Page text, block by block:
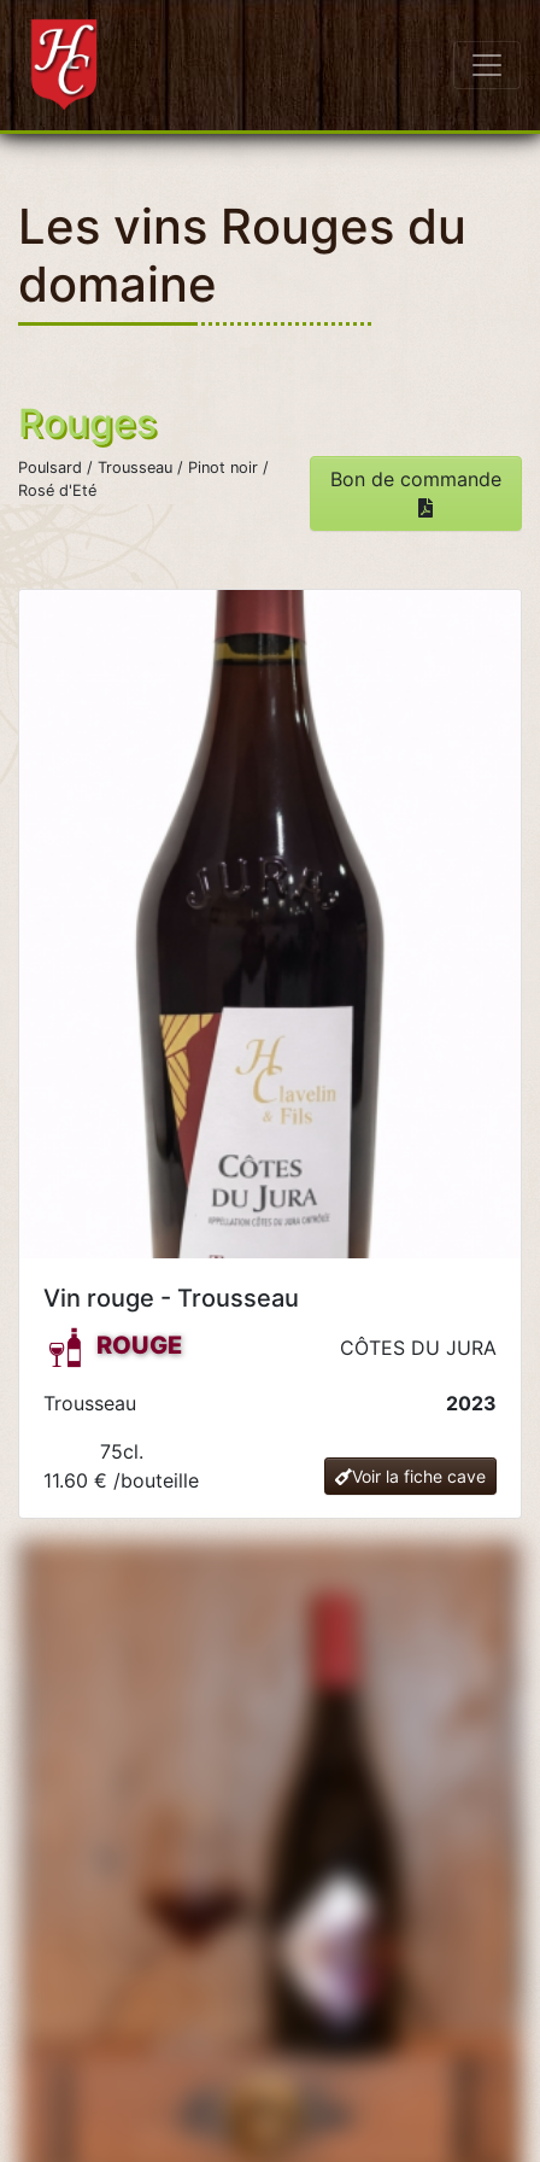
Domaine Hubert Clavelin
Les vins Rouges du
domaine
Rouges
Poulsard / Trousseau / Pinot noir /
Rosé d'Eté
Bon de commande
Vin rouge - Trousseau
ROUGE
CÔTES DU JURA
Trousseau
2023
75cl.
11.60 € /bouteille
Voir la fiche cave